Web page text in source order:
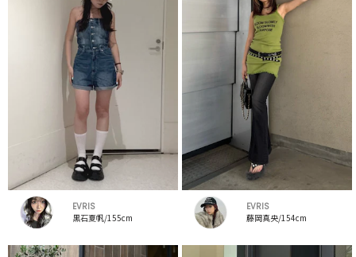
EVRIS
黒石夏帆/155cm
EVRIS
藤岡真央/154cm